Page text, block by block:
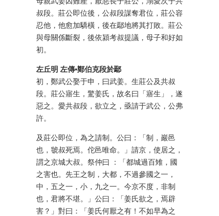
叔段。莊公即位後，公叔段謀奪君位，莊公容
忍他，他愈加驕橫，後在鄢地將其打敗。莊公
與母關係斷裂，後依潁考叔提議，母子和好如
初。
左丘明 左傳•鄭伯克段於鄢
初，鄭武公娶于申，曰武姜。生莊公及共叔
段。莊公寤生，驚姜氏，故名曰「寤生」，遂
惡之。愛共叔段，欲立之，亟請于武公，公弗
許。
及莊公即位，為之請制。公曰：「制，巖邑
也，虢叔死焉。佗邑唯命。」請京，使居之，
謂之京城大叔。祭仲曰 ：「都城過百雉，國
之害也。先王之制，大都，不過參國之一，
中，五之一，小，九之一。今京不度，非制
也，君將不堪。」公曰：「姜氏欲之，焉辟
害？」對曰：「姜氏何厭之有！不如早為之